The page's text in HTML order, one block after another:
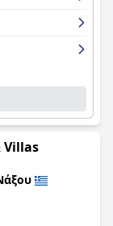
πισίνας για
προσωπικό
κάνοντας
πισίνας
άψογους
χαλαρώσετε
καλά
και
Villas